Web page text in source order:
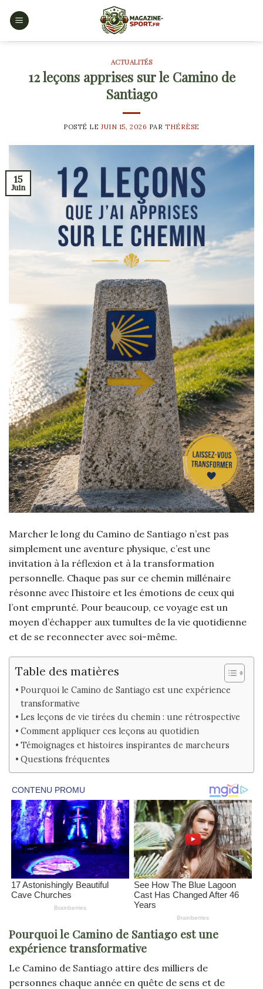
ACTUALITÉS
12 leçons apprises sur le Camino de
Santiago
POSTÉ LEJUIN 15, 2026 PARTHÉRÈSE
15
Juin
Marcher le long du Camino de Santiago n’est pas
simplement une aventure physique, c’est une
invitation à la réflexion et à la transformation
personnelle. Chaque pas sur ce chemin millénaire
résonne avec l’histoire et les émotions de ceux qui
l’ont emprunté. Pour beaucoup, ce voyage est un
moyen d’échapper aux tumultes de la vie quotidienne
et de se reconnecter avec soi-même.
Table des matières
Pourquoi le Camino de Santiago est une expérience
transformative
Les leçons de vie tirées du chemin : une rétrospective
Comment appliquer ces leçons au quotidien
Témoignages et histoires inspirantes de marcheurs
Questions fréquentes
Pourquoi le Camino de Santiago est une
expérience transformative
Le Camino de Santiago attire des milliers de
personnes chaque année en quête de sens et de